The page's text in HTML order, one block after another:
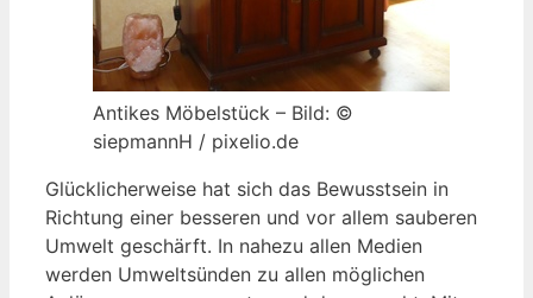
Antikes Möbelstück – Bild: ©
siepmannH / pixelio.de
Glücklicherweise hat sich das Bewusstsein in
Richtung einer besseren und vor allem sauberen
Umwelt geschärft. In nahezu allen Medien
werden Umweltsünden zu allen möglichen